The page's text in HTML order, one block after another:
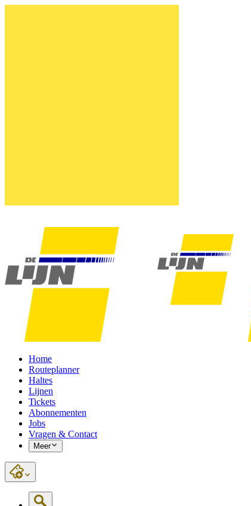
Home
Routeplanner
Haltes
Lijnen
Tickets
Abonnementen
Jobs
Vragen & Contact
Meer